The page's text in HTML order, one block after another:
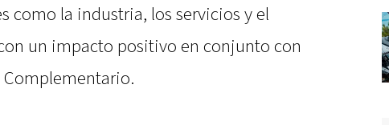
como la industria, los servicios y el
un impacto positivo en conjunto con
Complementario.